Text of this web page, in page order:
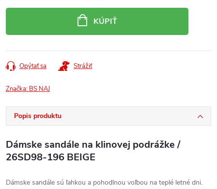
KÚPIŤ
Opýtať sa Strážiť
Značka: BS NAJ
Popis produktu
Dámske sandále na klinovej podrážke /
26SD98-196 BEIGE
Dámske sandále sú ľahkou a pohodlnou voľbou na teplé letné dni.